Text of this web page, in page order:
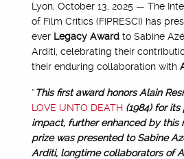
Lyon, October 13, 2025 — The
of Film Critics (FIPRESCI) has
everLegacy Awardto Sabine
Arditi, celebrating their
their enduring collaboration with
“This first award honors Alain
LOVE UNTO DEATH(1984) for its
impact, further enhanced by this
prize was presented to Sabine
Arditi, longtime collaborators of